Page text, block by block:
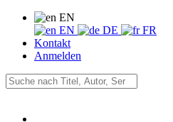
EN
EN
DE
FR
Kontakt
Anmelden